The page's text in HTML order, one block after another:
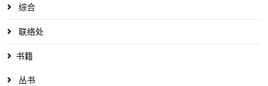
综合
联络处
书籍
丛书